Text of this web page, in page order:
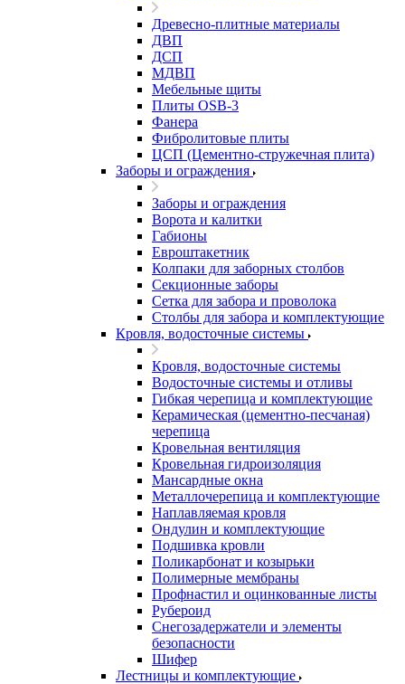
Древесно-плитные материалы
ДВП
ДСП
МДВП
Мебельные щиты
Плиты OSB-3
Фанера
Фибролитовые плиты
ЦСП (Цементно-стружечная плита)
Заборы и ограждения
Заборы и ограждения
Ворота и калитки
Габионы
Евроштакетник
Колпаки для заборных столбов
Секционные заборы
Сетка для забора и проволока
Столбы для забора и комплектующие
Кровля, водосточные системы
Кровля, водосточные системы
Водосточные системы и отливы
Гибкая черепица и комплектующие
Керамическая (цементно-песчаная)
черепица
Кровельная вентиляция
Кровельная гидроизоляция
Мансардные окна
Металлочерепица и комплектующие
Наплавляемая кровля
Ондулин и комплектующие
Подшивка кровли
Поликарбонат и козырьки
Полимерные мембраны
Профнастил и оцинкованные листы
Рубероид
Снегозадержатели и элементы
безопасности
Шифер
Лестницы и комплектующие